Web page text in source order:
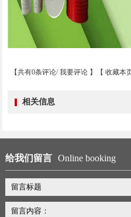
【共有0条评论/ 我要评论 】【 收藏本
相关信息
给我们留言 Online booking